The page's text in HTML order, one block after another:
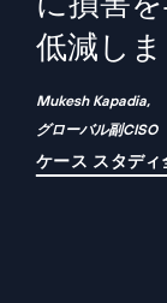
に損害
低減しま
Mukesh Kapadia,
グローバル副CISO
ケース スタディ